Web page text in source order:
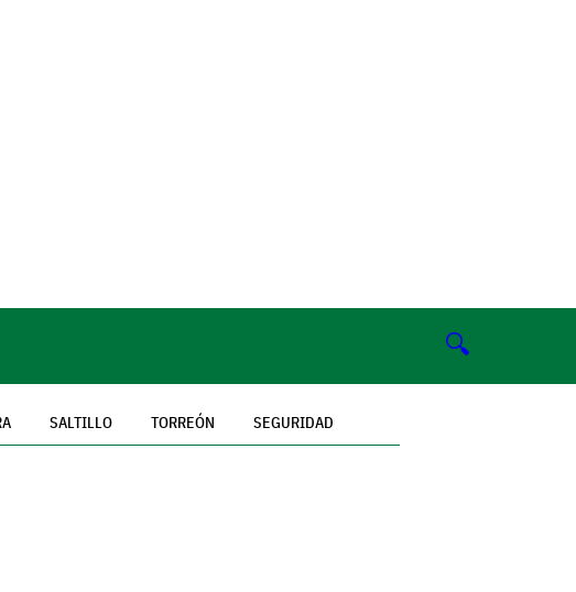
🔍
SALTILLO TORREÓN SEGURIDAD